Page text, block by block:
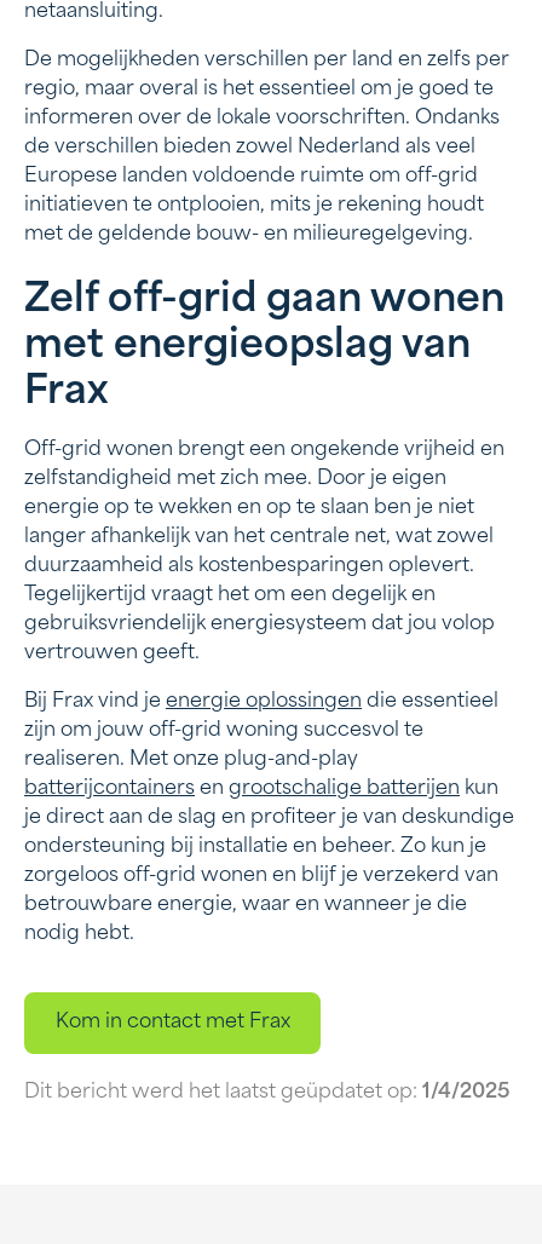
netaansluiting.
De mogelijkheden verschillen per land en zelfs per
regio, maar overal is het essentieel om je goed te
informeren over de lokale voorschriften. Ondanks
de verschillen bieden zowel Nederland als veel
Europese landen voldoende ruimte om off-grid
initiatieven te ontplooien, mits je rekening houdt
met de geldende bouw- en milieuregelgeving.
Zelf off-grid gaan wonen
met energieopslag van
Frax
Off-grid wonen brengt een ongekende vrijheid en
zelfstandigheid met zich mee. Door je eigen
energie op te wekken en op te slaan ben je niet
langer afhankelijk van het centrale net, wat zowel
duurzaamheid als kostenbesparingen oplevert.
Tegelijkertijd vraagt het om een degelijk en
gebruiksvriendelijk energiesysteem dat jou volop
vertrouwen geeft.
Bij Frax vind je energie oplossingen die essentieel
zijn om jouw off-grid woning succesvol te
realiseren. Met onze plug-and-play
batterijcontainers en grootschalige batterijen kun
je direct aan de slag en profiteer je van deskundige
ondersteuning bij installatie en beheer. Zo kun je
zorgeloos off-grid wonen en blijf je verzekerd van
betrouwbare energie, waar en wanneer je die
nodig hebt.
Kom in contact met Frax
Dit bericht werd het laatst geüpdatet op: 1/4/2025